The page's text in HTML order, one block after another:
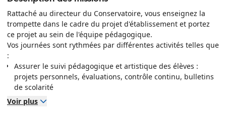
pratique.
Vous souhaitez mettre votre expertise au service de
l'enseignement de la clarinette et contribuer au rayonnement
du Conservatoire ? Cette offre peut vous intéresser ! Nous
recherchons activement un professeur de trompette.
Découvrez notre environnement de travail
Rattaché au directeur du Conservatoire, vous enseignez la
trompette dans le cadre du projet d'établissement et portez
ce projet au sein de l'équipe pédagogique.
Vos journées sont rythmées par différentes activités telles que
:
Assurer le suivi pédagogique et artistique des élèves :
projets personnels, évaluations, contrôle continu, bulletins
de scolarité
Participer aux projets de diffusion et à la vie du
Voir plus